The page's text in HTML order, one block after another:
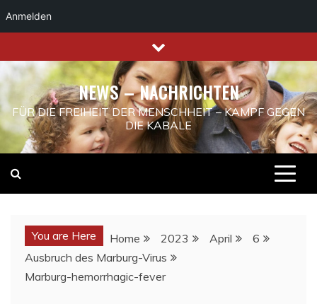
Anmelden
to
content
NEWS – NACHRICHTEN
FÜR DIE FREIHEIT DER MENSCHHEIT – KAMPF GEGEN
DIE KABALE
You are Here Home 2023 April
6
Ausbruch des Marburg-Virus
Marburg-hemorrhagic-fever